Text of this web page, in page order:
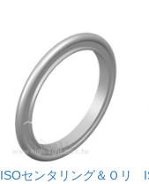
ISOセンタリング＆Ｏリ